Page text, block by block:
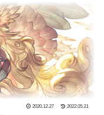
2020.12.27 2022.05.21